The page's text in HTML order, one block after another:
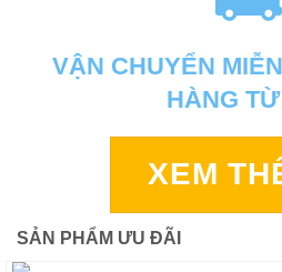
VẬN CHUYỂN
HÀNG
XEM
SẢN PHẨM ƯU ĐÃI